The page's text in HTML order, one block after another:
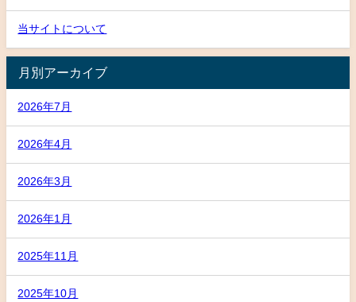
当サイトについて
月別アーカイブ
2026年7月
2026年4月
2026年3月
2026年1月
2025年11月
2025年10月